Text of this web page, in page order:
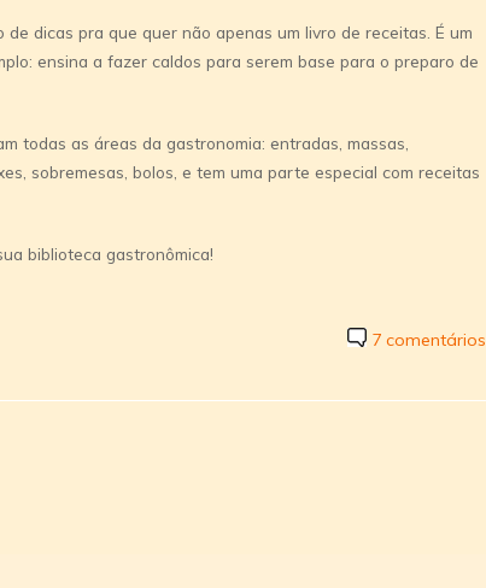
de dicas pra que quer não apenas um livro de receitas. É um
ensina a fazer caldos para serem base para o preparo de
todas as áreas da gastronomia: entradas, massas,
sobremesas, bolos, e tem uma parte especial com receitas
biblioteca gastronômica!
7 comentários